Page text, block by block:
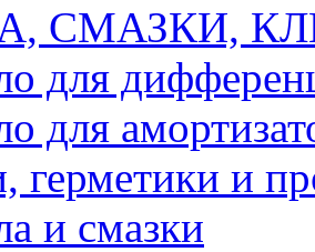
СМАЗКИ,
для
для
герметики и
и смазки